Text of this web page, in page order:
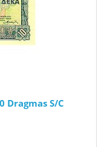
Dragmas S/C